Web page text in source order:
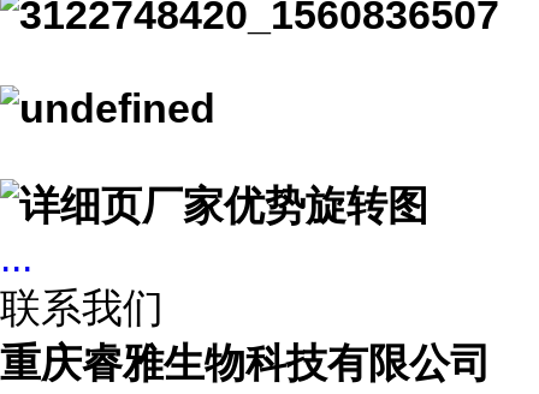
...
联系我们
重庆睿雅生物科技有限公司